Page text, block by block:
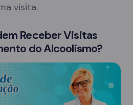
visita.
Receber Visitas
do Alcoolismo?